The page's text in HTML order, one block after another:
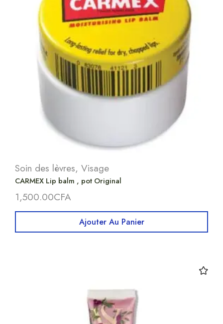
Soin des lèvres, Visage
CARMEX Lip balm , pot Original
1,500.00CFA
Ajouter Au Panier